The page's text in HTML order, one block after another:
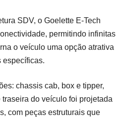
SDV, o Goelette E-Tech
permitindo infinitas
o veículo uma opção atrativa
específicas.
chassis cab, box e tipper,
do veículo foi projetada
com peças estruturais que